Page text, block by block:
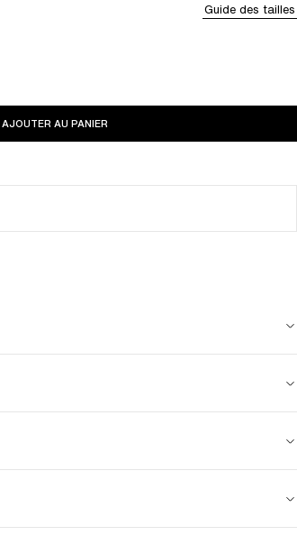
Guide des tailles
AJOUTER AU PANIER